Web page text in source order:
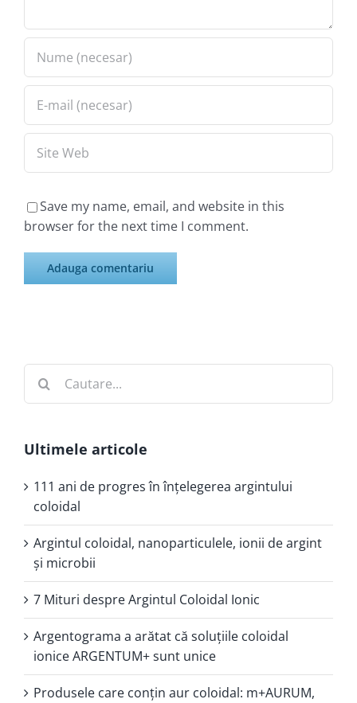
Save my name, email, and website in this
browser for the next time I comment.
Cautare...
Ultimele articole
111 ani de progres în înţelegerea argintului
coloidal
Argintul coloidal, nanoparticulele, ionii de argint
şi microbii
7 Mituri despre Argintul Coloidal Ionic
Argentograma a arătat că soluţiile coloidal
ionice ARGENTUM+ sunt unice
Produsele care conţin aur coloidal: m+AURUM,